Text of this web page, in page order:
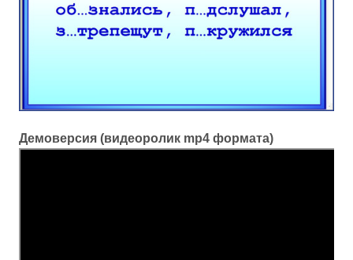
Демоверсия (видеоролик mp4 формата)